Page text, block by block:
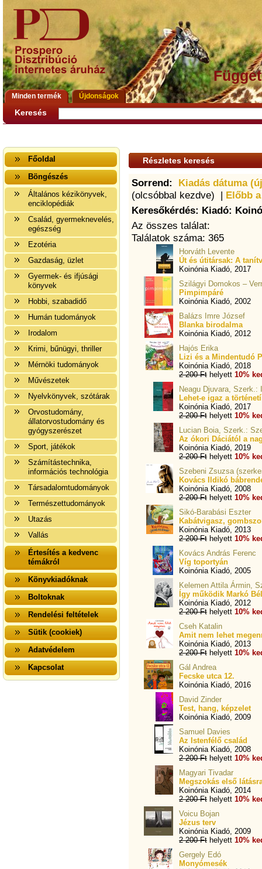
Minden termék Újdonságok
Keresés
Főoldal
Böngészés
Általános kézikönyvek,
enciklopédiák
Család, gyermeknevelés,
egészség
Ezotéria
Gazdaság, üzlet
Gyermek- és ifjúsági
könyvek
Hobbi, szabadidő
Humán tudományok
Irodalom
Krimi, bűnügyi, thriller
Mérnöki tudományok
Művészetek
Nyelvkönyvek, szótárak
Orvostudomány,
állatorvostudomány és
gyógyszerészet
Sport, játékok
Számítástechnika,
információs technológia
Társadalomtudományok
Természettudományok
Utazás
Vallás
Értesítés a kedvenc
témákról
Könyvkiadóknak
Boltoknak
Rendelési feltételek
Sütik (cookiek)
Adatvédelem
Kapcsolat
Részletes keresés
Sorrend:
Kiadás dátuma
(olcsóbbal kezdve) | Előbb
Keresőkérdés: Kiadó:
Az összes találat:
Találatok száma: 365
Horváth Levente
Út és útitársak: A
Koinónia Kiadó, 2017
Szilágyi Domokos –
Pimpimpáré
Koinónia Kiadó, 2002
Balázs Imre József
Blanka birodalma
Koinónia Kiadó, 2012
Hajós Erika
Lizi és a Mindentudó
Koinónia Kiadó, 2018
2 200 Ft helyett 10%
Neagu Djuvara, Szerk.:
Lehet-e igaz a
Koinónia Kiadó, 2017
2 200 Ft helyett 10%
Lucian Boia, Szerk.:
Az ókori Dáciától a
Koinónia Kiadó, 2019
2 200 Ft helyett 10%
Szebeni Zsuzsa
Kovács Ildikó
Koinónia Kiadó, 2008
2 200 Ft helyett 10%
Sikó-Barabási Eszter
Kabátvigasz,
Koinónia Kiadó, 2013
2 200 Ft helyett 10%
Kovács András Ferenc
Víg toportyán
Koinónia Kiadó, 2005
Kelemen Attila Ármin,
Így működik Markó
Koinónia Kiadó, 2012
2 200 Ft helyett 10%
Cseh Katalin
Amit nem lehet
Koinónia Kiadó, 2013
2 200 Ft helyett 10%
Gál Andrea
Fecske utca 12.
Koinónia Kiadó, 2016
David Zinder
Test, hang, képzelet
Koinónia Kiadó, 2009
Samuel Davies
Az Istenfélő család
Koinónia Kiadó, 2008
2 200 Ft helyett 10%
Magyari Tivadar
Megszokás első
Koinónia Kiadó, 2014
2 200 Ft helyett 10%
Voicu Bojan
Jézus terv
Koinónia Kiadó, 2009
2 200 Ft helyett 10%
Gergely Edó
Monyómesék